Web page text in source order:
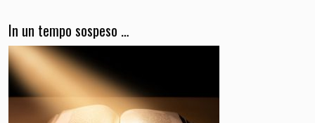
In un tempo sospeso …